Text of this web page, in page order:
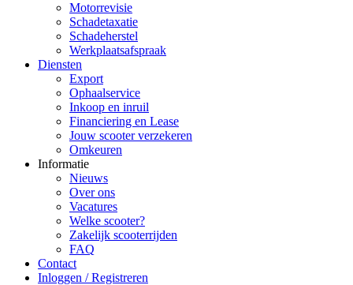
Motorrevisie
Schadetaxatie
Schadeherstel
Werkplaatsafspraak
Diensten
Export
Ophaalservice
Inkoop en inruil
Financiering en Lease
Jouw scooter verzekeren
Omkeuren
Informatie
Nieuws
Over ons
Vacatures
Welke scooter?
Zakelijk scooterrijden
FAQ
Contact
Inloggen / Registreren